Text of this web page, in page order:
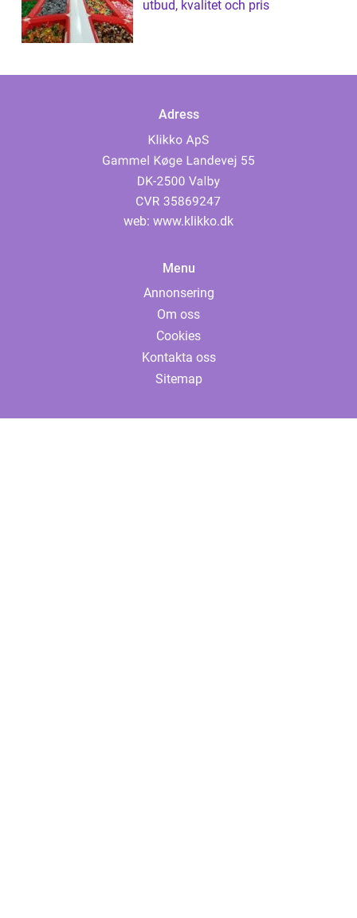
utbud, kvalitet och pris
Adress
web: www.klikko.dk
Menu
Annonsering
Om oss
Cookies
Kontakta oss
Sitemap